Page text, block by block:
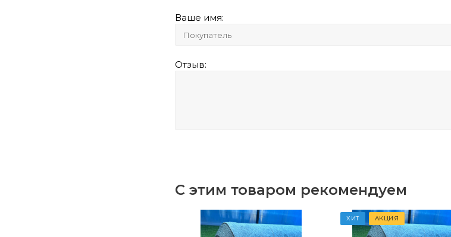
Ваше имя:
Отзыв:
С этим товаром рекомендуем
ХИТ АКЦИЯ